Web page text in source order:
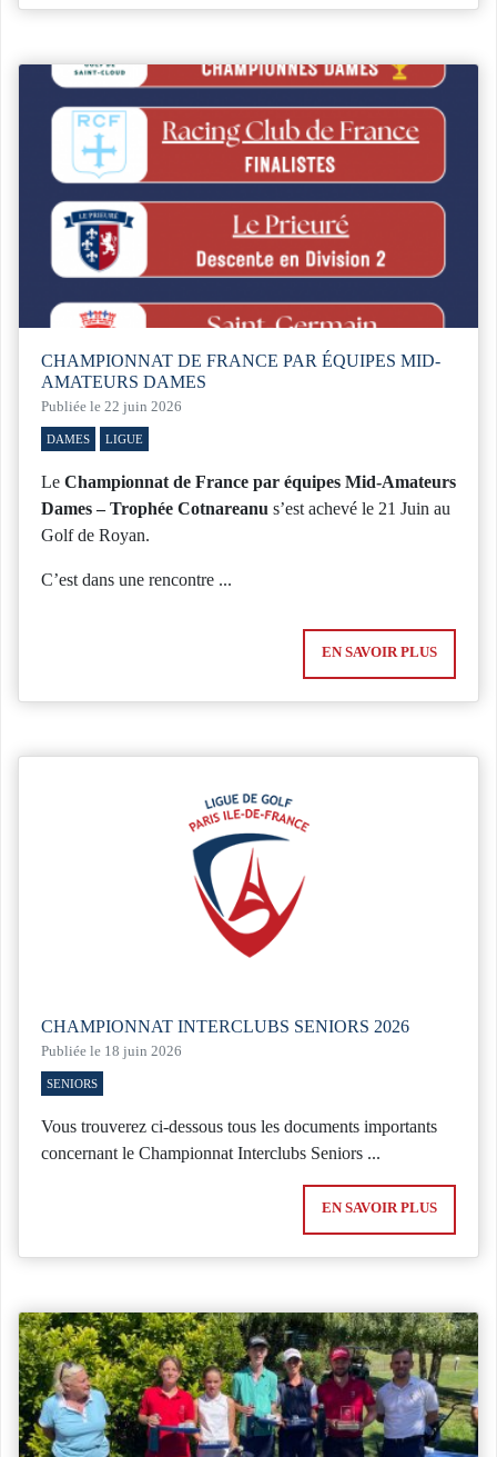
CHAMPIONNAT DE FRANCE PAR ÉQUIPES MID-
AMATEURS DAMES
Publiée le 22 juin 2026
DAMES LIGUE
Le Championnat de France par équipes Mid-Amateurs
Dames – Trophée Cotnareanu s’est achevé le 21 Juin au
Golf de Royan.
C’est dans une rencontre ...
EN SAVOIR PLUS
CHAMPIONNAT INTERCLUBS SENIORS 2026
Publiée le 18 juin 2026
SENIORS
Vous trouverez ci-dessous tous les documents importants
concernant le Championnat Interclubs Seniors ...
EN SAVOIR PLUS